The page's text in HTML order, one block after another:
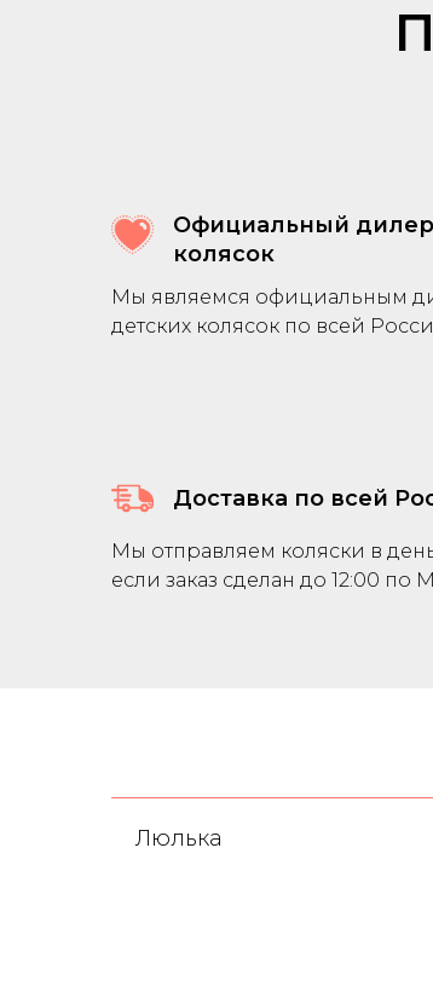
Официальный дилер
колясок
Мы являемся официальным
детских колясок по всей
Доставка по всей
Мы отправляем коляски в день
если заказ сделан до 12:00 по
Люлька